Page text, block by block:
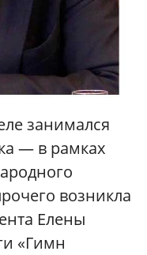
занимался
— в рамках
возникла
Елены
«Гимн